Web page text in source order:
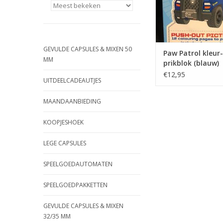
GEVULDE CAPSULES & MIXEN 50
MM
UITDEELCADEAUTJES
MAANDAANBIEDING
KOOPJESHOEK
LEGE CAPSULES
SPEELGOEDAUTOMATEN
SPEELGOEDPAKKETTEN
GEVULDE CAPSULES & MIXEN
32/35 MM
Paw Patrol
prikblok (blauw)
€12,95